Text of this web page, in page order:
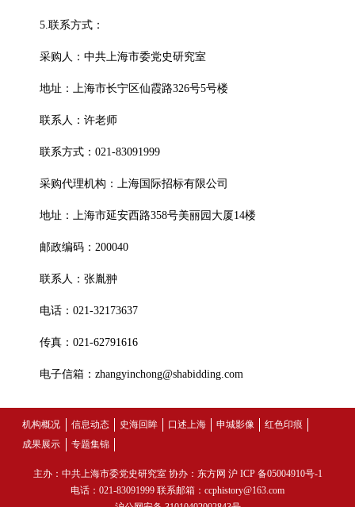
5.联系方式：
采购人：中共上海市委党史研究室
地址：上海市长宁区仙霞路326号5号楼
联系人：许老师
联系方式：021-83091999
采购代理机构：上海国际招标有限公司
地址：上海市延安西路358号美丽园大厦14楼
邮政编码：200040
联系人：张胤翀
电话：021-32173637
传真：021-62791616
电子信箱：zhangyinchong@shabidding.com
机构概况 信息动态 史海回眸 口述上海 申城影像
红色印痕
成果展示
专题集锦
主办：中共上海市委党史研究室 协办：东方网 沪 ICP 备05004910号-1
电话：021-83091999 联系邮箱：ccphistory@163.com